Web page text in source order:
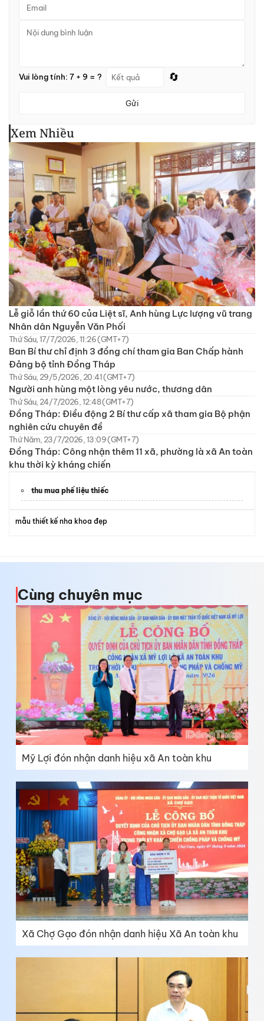
Vui lòng tính: 7 + 9 = ? 🔄
Gửi
Xem Nhiều
Lễ giỗ lần thứ 60 của Liệt sĩ, Anh hùng Lực lượng vũ trang
Nhân dân Nguyễn Văn Phối
Thứ Sáu, 17/7/2026, 11:26 (GMT+7)
Ban Bí thư chỉ định 3 đồng chí tham gia Ban Chấp hành
Đảng bộ tỉnh Đồng Tháp
Thứ Sáu, 29/5/2026, 20:41 (GMT+7)
Người anh hùng một lòng yêu nước, thương dân
Thứ Sáu, 24/7/2026, 12:48 (GMT+7)
Đồng Tháp: Điều động 2 Bí thư cấp xã tham gia Bộ phận
nghiên cứu chuyên đề
Thứ Năm, 23/7/2026, 13:09 (GMT+7)
Đồng Tháp: Công nhận thêm 11 xã, phường là xã An toàn
khu thời kỳ kháng chiến
thu mua phế liệu thiếc
mẫu thiết kế nha khoa đẹp
Cùng chuyên mục
Mỹ Lợi đón nhận danh hiệu xã An toàn khu
Xã Chợ Gạo đón nhận danh hiệu Xã An toàn khu